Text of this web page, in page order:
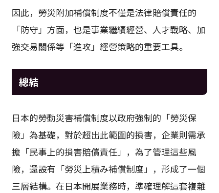
因此，勞災附加補償制度不僅是法律賠償責任的
「防守」方面，也是事業繼續經營、人才戰略、加
強交易關係等「進攻」經營策略的重要工具。
總結
日本的勞動災害補償制度以政府強制的「勞災保
險」為基礎，對於超出此範圍的損害，企業則需承
擔「民事上的損害賠償責任」，為了管理這些風
險，還設有「勞災上積み補償制度」，形成了一個
三層結構。在日本開展業務時，準確理解這套複雜